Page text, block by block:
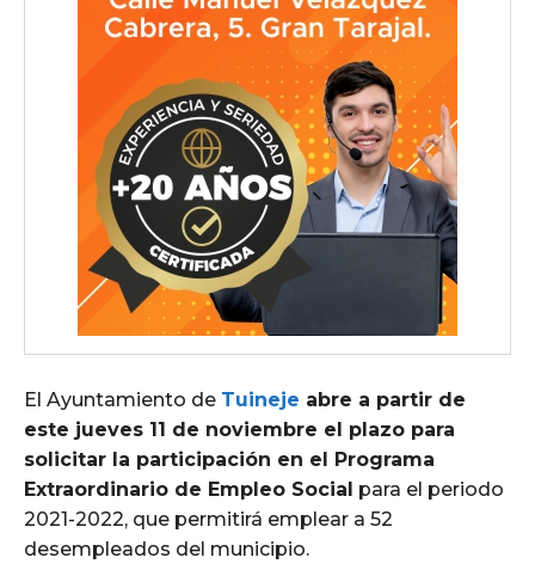
El Ayuntamiento de Tuineje abre a partir de
este jueves 11 de noviembre el plazo para
solicitar la participación en el Programa
Extraordinario de Empleo Social para el periodo
2021-2022, que permitirá emplear a 52
desempleados del municipio.